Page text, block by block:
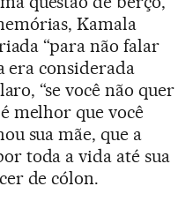
Kamala
“para não falar
era considerada
“se você não quer
melhor que você
sua mãe, que a
toda a vida até sua
de cólon.